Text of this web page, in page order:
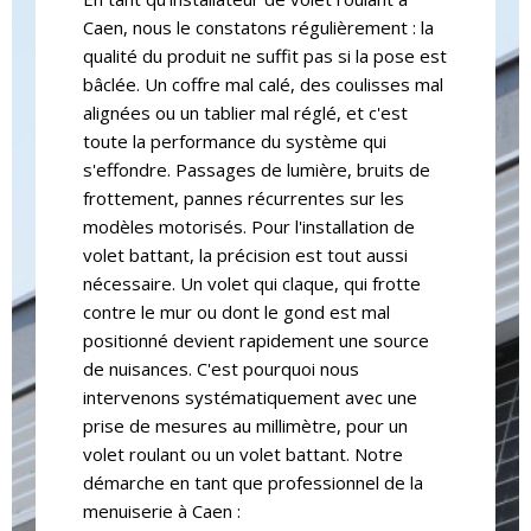
Caen, nous le constatons régulièrement : la
qualité du produit ne suffit pas si la pose est
bâclée. Un coffre mal calé, des coulisses mal
alignées ou un tablier mal réglé, et c'est
toute la performance du système qui
s'effondre. Passages de lumière, bruits de
frottement, pannes récurrentes sur les
modèles motorisés. Pour l'installation de
volet battant, la précision est tout aussi
nécessaire. Un volet qui claque, qui frotte
contre le mur ou dont le gond est mal
positionné devient rapidement une source
de nuisances. C'est pourquoi nous
intervenons systématiquement avec une
prise de mesures au millimètre, pour un
volet roulant ou un volet battant. Notre
démarche en tant que professionnel de la
menuiserie à Caen :
pavillons des années 70, des maisons en
pierre normande, des logements
contemporains en périphérie. Chaque style
mérite une approche adaptée.
Pour les façades
traditionnelles
Le volet battant en aluminium ou en PVC
s'impose naturellement. Il respecte le
rythme des ouvertures, souligne les lignes
de la façade et peut être peint dans des
teintes authentiques (vert normandie, gris
ardoise, bordeaux). Certains modèles
reproduisent fidèlement le rendu des volets
bois sans en avoir les contraintes
d'entretien.
Volet battant : entretien simple,
longévité élevée en aluminium. Le bois
demande une peinture régulière. Coût
d'achat généralement inférieur au
volet roulant à surface équivalente.
Volet roulant : nécessite une
vérification périodique du mécanisme
(courroie, moteur, guides). En
dépasse facilement 15 ans avec un
entretien basique. Le coût d'achat et
de pose est plus élevé, mais le confort
au quotidien justifie souvent
l'investissement.
Les aides financières disponibles,
MaPrimeRénov', éco-prêt à taux zéro, TVA
réduite à 5,5 %, peuvent significativement
alléger le budget, à condition de faire appel